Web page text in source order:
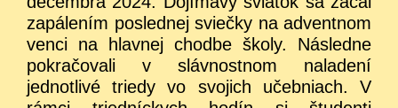
zapálením poslednej sviečky na adventnom
venci na hlavnej chodbe školy. Následne
pokračovali v slávnostnom naladení
jednotlivé triedy vo svojich učebniach. V